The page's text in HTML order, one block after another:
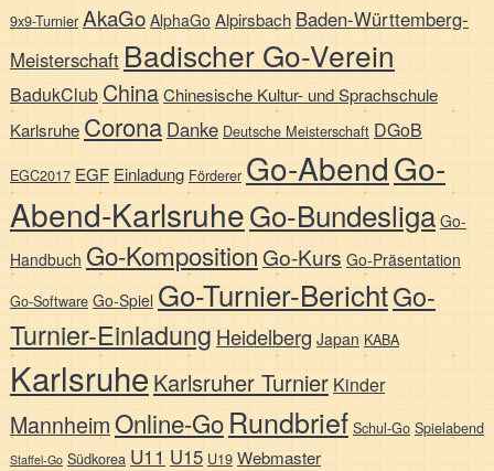
9x9-Turnier AkaGo AlphaGo Alpirsbach Baden-Württemberg-
Meisterschaft Badischer Go-Verein
BadukClubChinaChinesische Kultur- und Sprachschule
KarlsruheCorona Danke Deutsche Meisterschaft DGoB
EGC2017 EGF Einladung Förderer Go-AbendGo-
Abend-KarlsruheGo-Bundesliga Go-
Handbuch Go-KompositionGo-Kurs Go-Präsentation
Go-Software Go-Spiel Go-Turnier-BerichtGo-
Turnier-EinladungHeidelberg Japan KABA
Karlsruhe Karlsruher Turnier Kinder
MannheimOnline-GoRundbrief Schul-Go Spielabend
Staffel-Go Südkorea U11 U15 U19 Webmaster